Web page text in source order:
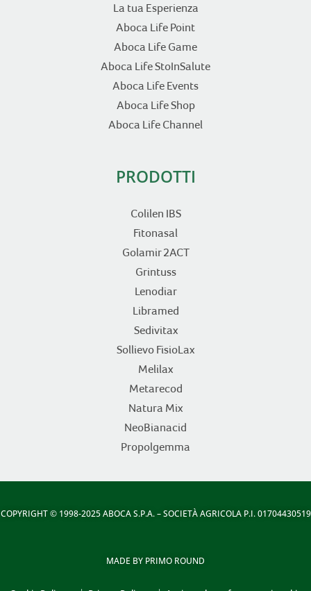
La tua Esperienza
Aboca Life Point
Aboca Life Game
Aboca Life StoInSalute
Aboca Life Events
Aboca Life Shop
Aboca Life Channel
PRODOTTI
Colilen IBS
Fitonasal
Golamir 2ACT
Grintuss
Lenodiar
Libramed
Sedivitax
Sollievo FisioLax
Melilax
Metarecod
Natura Mix
NeoBianacid
Propolgemma
COPYRIGHT© 1998-2025 ABOCA S.P.A. – SOCIETÀ AGRICOLA P.I. 01704430519
MADE BY PRIMO ROUND